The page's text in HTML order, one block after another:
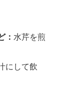
： 水芹を煎
にして飲